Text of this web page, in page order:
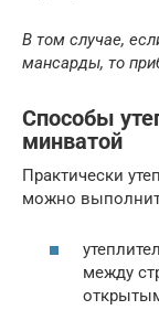
В том случае,
мансарды, то
Способы
минватой
Практически
можно
между